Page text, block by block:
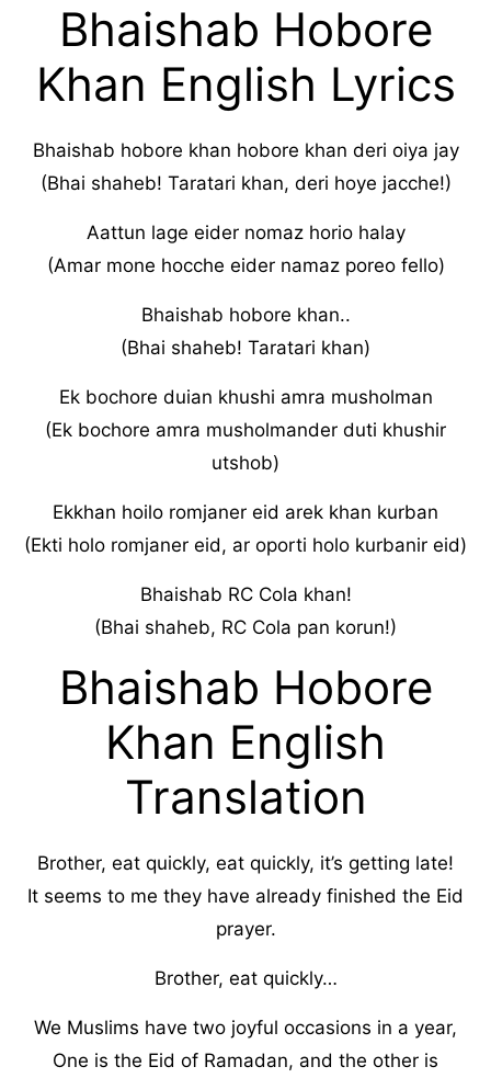
Bhaishab Hobore
Khan English Lyrics
Bhaishab hobore khan hobore khan deri oiya jay
(Bhai shaheb! Taratari khan, deri hoye jacche!)
Aattun lage eider nomaz horio halay
(Amar mone hocche eider namaz poreo fello)
Bhaishab hobore khan..
(Bhai shaheb! Taratari khan)
Ek bochore duian khushi amra musholman
(Ek bochore amra musholmander duti khushir
utshob)
Ekkhan hoilo romjaner eid arek khan kurban
(Ekti holo romjaner eid, ar oporti holo kurbanir eid)
Bhaishab RC Cola khan!
(Bhai shaheb, RC Cola pan korun!)
Bhaishab Hobore
Khan English
Translation
Brother, eat quickly, eat quickly, it’s getting late!
It seems to me they have already finished the Eid
prayer.
Brother, eat quickly…
We Muslims have two joyful occasions in a year,
One is the Eid of Ramadan, and the other is